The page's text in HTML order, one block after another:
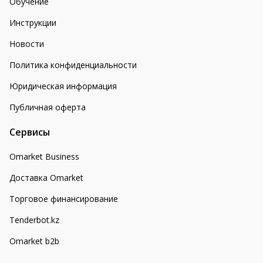
Инструкции
Новости
Политика конфиденциальности
Юридическая информация
Публичная оферта
Сервисы
Omarket Business
Доставка Omarket
Торговое финансирование
Tenderbot.kz
Omarket b2b